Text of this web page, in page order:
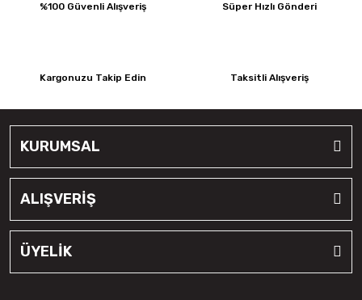
%100 Güvenli Alışveriş Süper Hızlı Gönderi
Kargonuzu Takip Edin Taksitli Alışveriş
KURUMSAL
ALIŞVERİŞ
ÜYELİK